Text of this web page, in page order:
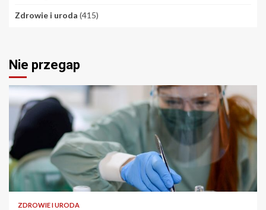
Zdrowie i uroda (415)
Nie przegap
ZDROWIE I URODA